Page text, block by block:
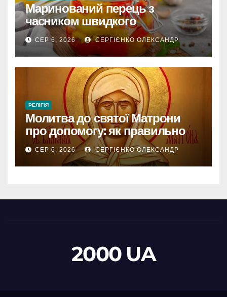
Маринований перець з
часником швидкого
приготування
СЕР 6, 2026 СЕРГІЄНКО ОЛЕКСАНДР
РЕЛІГІЯ
Молитва до святої Матрони
про допомогу: як правильно
звертатися
СЕР 6, 2026 СЕРГІЄНКО ОЛЕКСАНДР
2000 UA